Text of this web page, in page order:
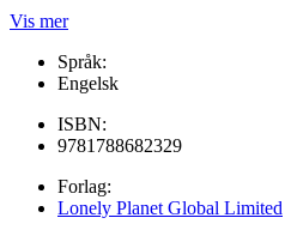
Vis mer
Språk:
Engelsk
ISBN:
9781788682329
Forlag:
Lonely Planet Global Limited